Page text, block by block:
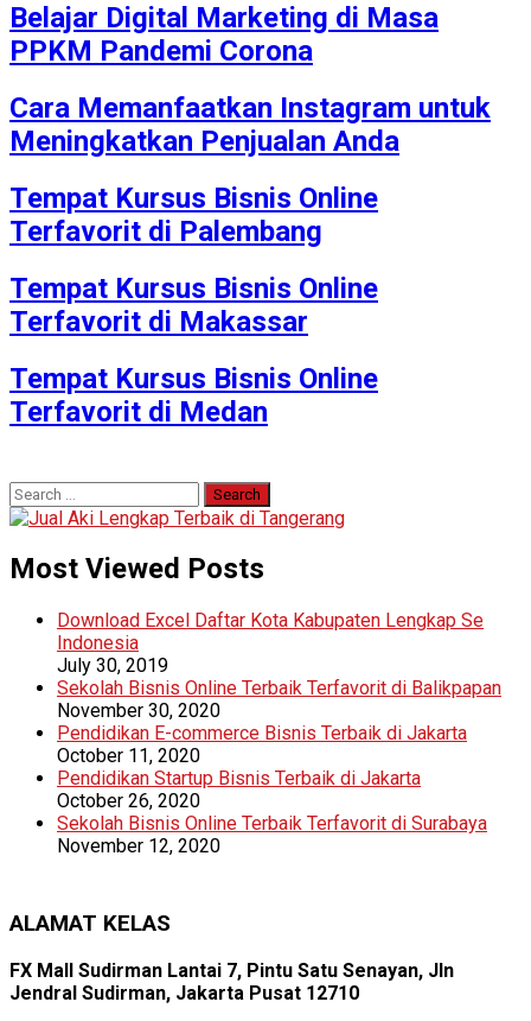
Belajar Digital Marketing di Masa
PPKM Pandemi Corona
Cara Memanfaatkan Instagram untuk
Meningkatkan Penjualan Anda
Tempat Kursus Bisnis Online
Terfavorit di Palembang
Tempat Kursus Bisnis Online
Terfavorit di Makassar
Tempat Kursus Bisnis Online
Terfavorit di Medan
Search
for:
Most Viewed Posts
Download Excel Daftar Kota Kabupaten Lengkap Se
Indonesia
July 30, 2019
Sekolah Bisnis Online Terbaik Terfavorit di Balikpapan
November 30, 2020
Pendidikan E-commerce Bisnis Terbaik di Jakarta
October 11, 2020
Pendidikan Startup Bisnis Terbaik di Jakarta
October 26, 2020
Sekolah Bisnis Online Terbaik Terfavorit di Surabaya
November 12, 2020
ALAMAT KELAS
FX Mall Sudirman Lantai 7, Pintu Satu Senayan, Jln
Jendral Sudirman, Jakarta Pusat 12710